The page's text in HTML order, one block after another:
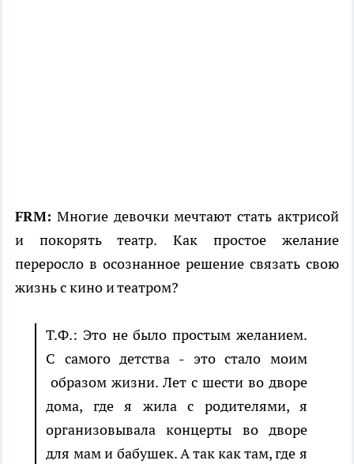
FRM: Многие девочки мечтают стать актрисой
и покорять театр. Как простое желание
переросло в осознанное решение связать свою
жизнь с кино и театром?
Т.Ф.: Это не было простым желанием.
С самого детства - это стало моим
образом жизни. Лет с шести во дворе
дома, где я жила c родителями, я
организовывала концерты во дворе
для мам и бабушек. А так как там, где я